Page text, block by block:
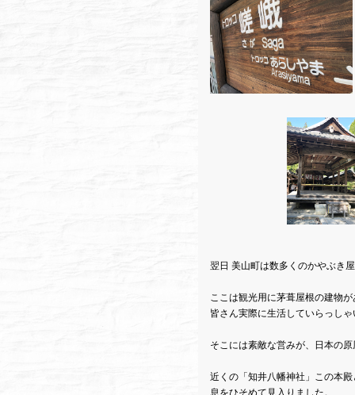
翌日 美山町は数多くのかやぶき
ここは観光用に茅葺屋根の建物
皆さん実際に生活していらっし
そこには素敵な営みが、日本の
近くの「知井八幡神社」この本
息をひそめて見入りました。